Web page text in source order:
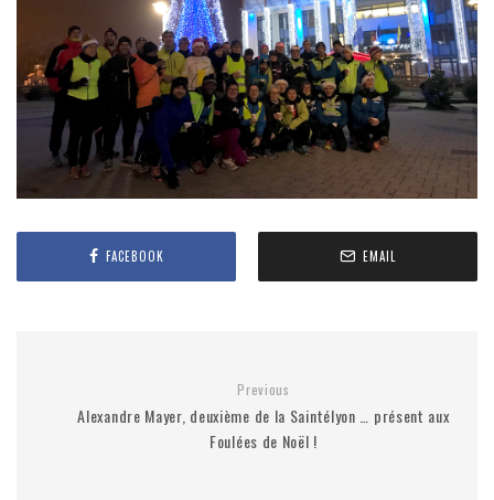
FACEBOOK EMAIL
Previous
Alexandre Mayer, deuxième de la Saintélyon … présent aux
Foulées de Noël !